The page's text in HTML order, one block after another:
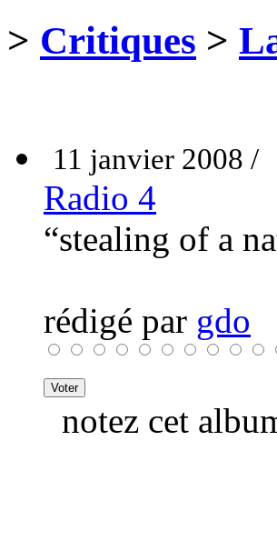
> Critiques >
11 janvier 2008 /
Radio 4
“stealing of a
rédigé par gdo
notez cet